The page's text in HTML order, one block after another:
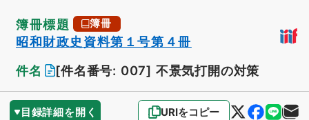
簿冊標題 簿冊
昭和財政史資料第１号第４冊
件名
[件名番号: 007] 不景気打開の対策
目録詳細を開く URIをコピー